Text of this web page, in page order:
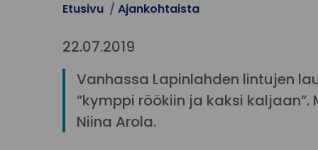
Etusivu Ajankohtaista
22.07.2019
Vanhassa Lapinlahden lintujen
”kymppi röökiin ja kaksi
Niina Arola.